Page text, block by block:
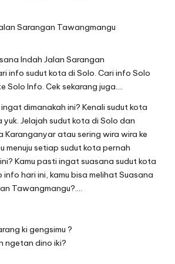
Indah Jalan Sarangan
info sudut kota di Solo. Cari info Solo
Solo Info. Cek sekarang juga….
dimanakah ini? Kenali sudut kota
Jelajah sudut kota di Solo dan
Karanganyar atau sering wira wira ke
menuju setiap sudut kota pernah
Kamu pasti ingat suasana sudut kota
hari ini, kamu bisa melihat Suasana
Tawangmangu?….
ki gengsimu ?
ngetan dino iki?